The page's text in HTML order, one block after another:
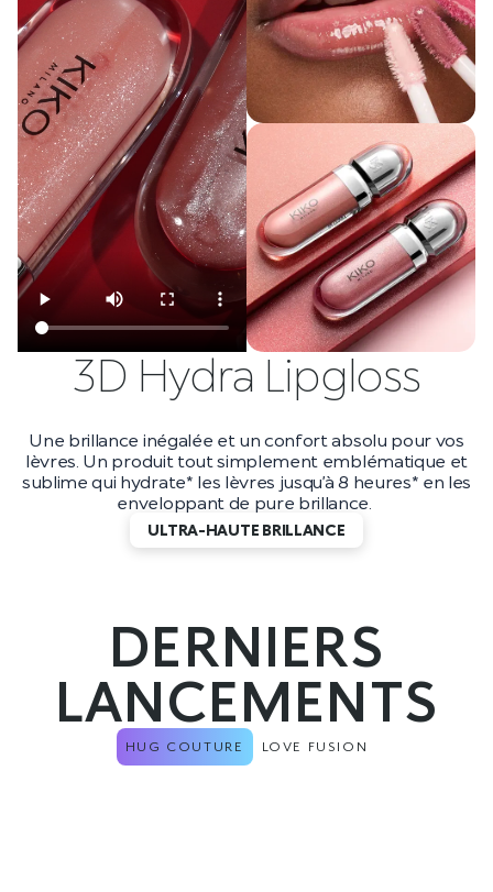
3D Hydra Lipgloss
Une brillance inégalée et un confort absolu pour vos
lèvres. Un produit tout simplement emblématique et
sublime qui hydrate* les lèvres jusqu’à 8 heures* en les
enveloppant de pure brillance.
ULTRA-HAUTE BRILLANCE
DERNIERS
LANCEMENTS
HUG COUTURE LOVE FUSION